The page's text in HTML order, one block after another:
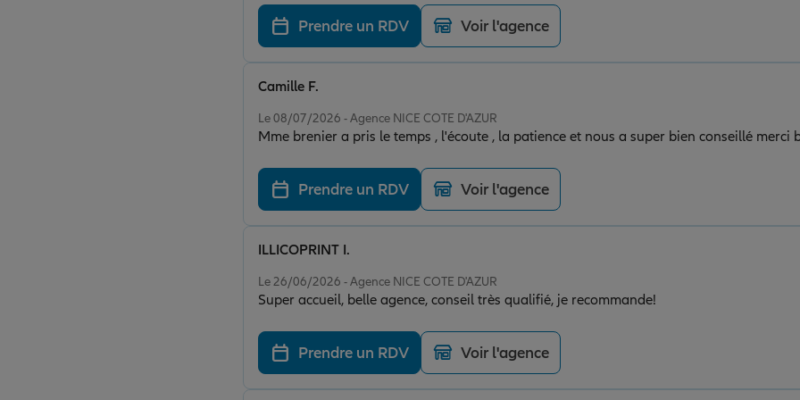
Prendre un RDV Voir l'agence
Le 08/07/2026 - Agence NICE COTE D'AZUR
Mme brenier a pris le temps , l'écoute , la patience et nous a super bien conseillé merci
Camille F.
Prendre un RDV Voir l'agence
Le 26/06/2026 - Agence NICE COTE D'AZUR
Super accueil, belle agence, conseil très qualifié, je recommande!
ILLICOPRINT I.
Prendre un RDV Voir l'agence